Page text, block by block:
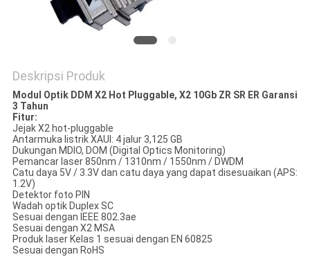
Deskripsi Produk
Modul Optik DDM X2 Hot Pluggable, X2 10Gb ZR SR ER Garansi
3 Tahun
Fitur:
Jejak X2 hot-pluggable
Antarmuka listrik XAUI: 4 jalur 3,125 GB
Dukungan MDIO, DOM (Digital Optics Monitoring)
Pemancar laser 850nm / 1310nm / 1550nm / DWDM
Catu daya 5V / 3.3V dan catu daya yang dapat disesuaikan (APS:
1.2V)
Detektor foto PIN
Wadah optik Duplex SC
Sesuai dengan IEEE 802.3ae
Sesuai dengan X2 MSA
Produk laser Kelas 1 sesuai dengan EN 60825
Sesuai dengan RoHS